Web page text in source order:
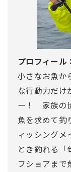
プロフィール
小さなお魚か
な行動力だけ
ー！ 家族の
魚を求めて
ィッシング
とき釣れる「
フショアまで